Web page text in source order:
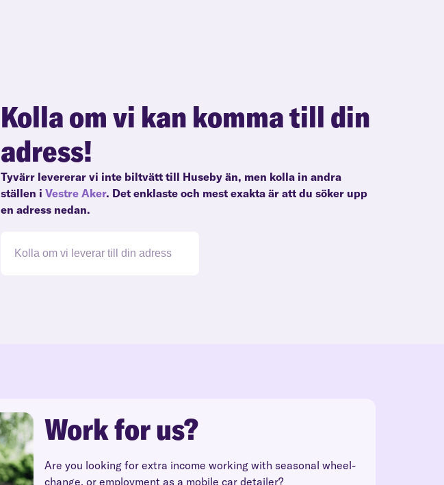
Kolla om vi kan komma till din
adress!
Tyvärr levererar vi inte biltvätt till Huseby än, men kolla in andra
ställen i Vestre Aker. Det enklaste och mest exakta är att du söker upp
en adress nedan.
Work for us?
Are you looking for extra income working with seasonal wheel-
change, or employment as a mobile car detailer?